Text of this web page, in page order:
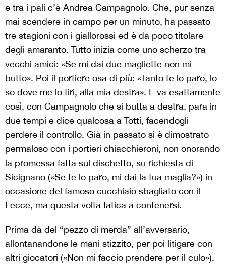
e tra i pali c’è Andrea Campagnolo. Che, pur senza
mai scendere in campo per un minuto, ha passato
tre stagioni con i giallorossi ed è da poco titolare
degli amaranto. Tutto inizia come uno scherzo tra
vecchi amici: «Se mi dai due magliette non mi
butto». Poi il portiere osa di più: «Tanto te lo paro, lo
so dove me lo tiri, alla mia destra». E va esattamente
così, con Campagnolo che si butta a destra, para in
due tempi e dice qualcosa a Totti, facendogli
perdere il controllo. Già in passato si è dimostrato
permaloso con i portieri chiacchieroni, non onorando
la promessa fatta sul dischetto, su richiesta di
Sicignano («Se te lo paro, mi dai la tua maglia?») in
occasione del famoso cucchiaio sbagliato con il
Lecce, ma questa volta fatica a contenersi.
Prima dà del “pezzo di merda” all’avversario,
allontanandone le mani stizzito, per poi litigare con
altri giocatori («Non mi faccio prendere per il culo»),